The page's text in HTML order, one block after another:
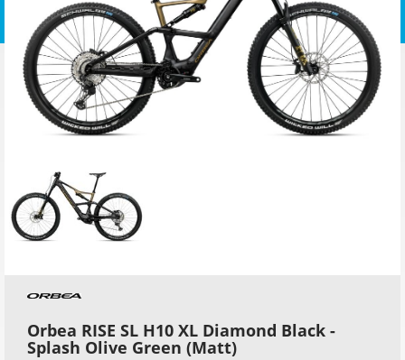
Orbea RISE SL H10 XL Diamond Black -
Splash Olive Green (Matt)